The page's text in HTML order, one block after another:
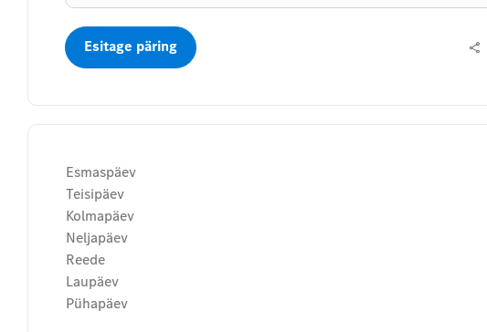
Esitage päring
Esmaspäev
Teisipäev
Kolmapäev
Neljapäev
Reede
Laupäev
Pühapäev